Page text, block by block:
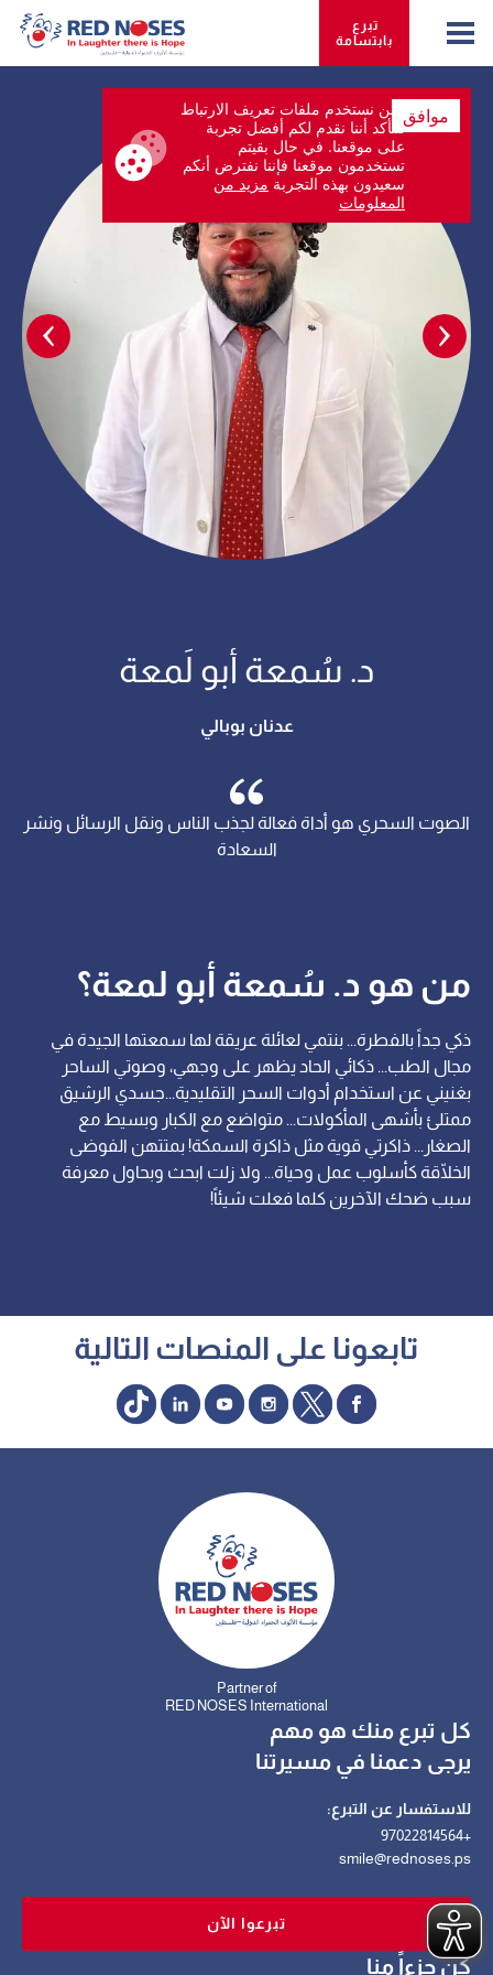
تبرع
بابتسامة
د. سُمعة أبو لَمعة
عدنان بوبالي
الصوت السحري هو أداة فعالة لجذب الناس ونقل الرسائل ونشر
السعادة
من هو د. سُمعة أبو لمعة؟
ذكي جداً بالفطرة... بنتمي لعائلة عريقة لها سمعتها الجيدة في
مجال الطب... ذكائي الحاد يظهر على وجهي، وصوتي الساحر
بغنيني عن استخدام أدوات السحر التقليدية...جسدي الرشيق
ممتلئ بأشهى المأكولات... متواضع مع الكبار وبسيط مع
الصغار... ذاكرتي قوية مثل ذاكرة السمكة! بمتتهن الفوضى
الخلّاقة كأسلوب عمل وحياة... ولا زلت ابحث وبحاول معرفة
سبب ضحك الآخرين كلما فعلت شيئاً!
تابعونا على المنصات التالية
Partner of
RED NOSES International
كل تبرع منك هو مهم
يرجى دعمنا في مسيرتنا
للاستفسار عن التبرع:
+97022814564
smile@rednoses.ps
تبرعوا الآن
كن جزءاً منا
نحن نستخدم ملفات تعريف الارتباط
لنتأكد أننا نقدم لكم أفضل تجربة
على موقعنا. في حال بقيتم
تستخدمون موقعنا فإننا نفترض أنكم
سعيدون بهذه التجربة مزيد من
المعلومات
موافق